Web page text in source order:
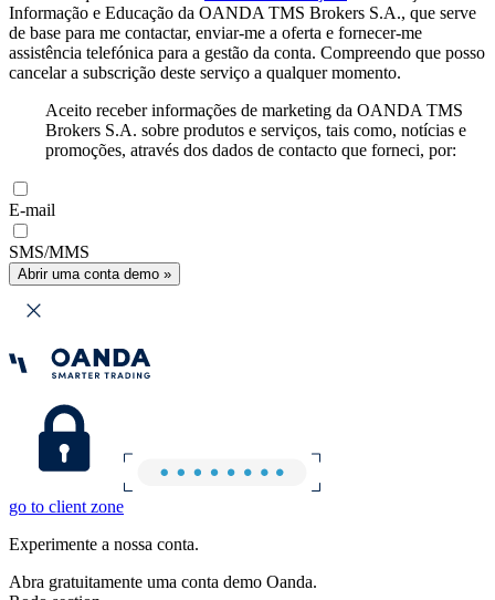
Informação e Educação da OANDA TMS Brokers S.A., que serve
de base para me contactar, enviar-me a oferta e fornecer-me
assistência telefónica para a gestão da conta. Compreendo que posso
cancelar a subscrição deste serviço a qualquer momento.
Aceito receber informações de marketing da OANDA TMS
Brokers S.A. sobre produtos e serviços, tais como, notícias e
promoções, através dos dados de contacto que forneci, por:
E-mail
SMS/MMS
Abrir uma conta demo »
go to client zone
Experimente a nossa conta.
Abra gratuitamente uma conta demo Oanda.